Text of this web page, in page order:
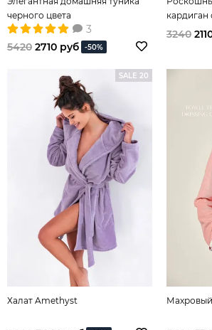
черного цвета
3
5420 2710 руб -50%
3240
SALE 20
Халат Amethyst Махровый